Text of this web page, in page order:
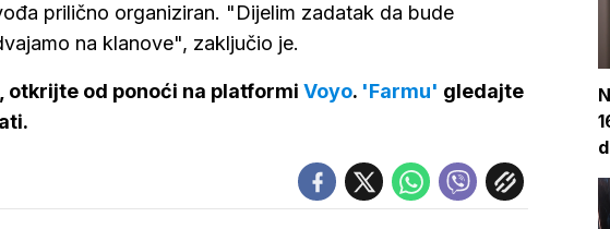
prilično organiziran. "Dijelim zadatak da bude
na klanove", zaključio je.
otkrijte od ponoći na platformi Voyo. 'Farmu' gledajte